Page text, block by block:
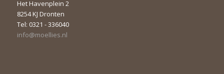
Het Havenplein 2
8254 KJ Dronten
Tel: 0321 - 336040
info@moellies.nl